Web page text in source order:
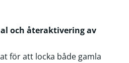
och återaktivering av
för att locka både gamla